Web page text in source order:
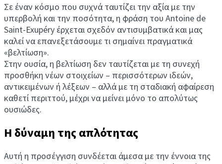
Σε έναν κόσμο που συχνά ταυτίζει την αξία με την
υπερβολή και την ποσότητα, η φράση του Antoine de
Saint-Exupéry έρχεται σχεδόν αντισυμβατικά και μας
καλεί να επανεξετάσουμε τι σημαίνει πραγματικά
«βελτίωση».
Στην ουσία, η βελτίωση δεν ταυτίζεται με τη συνεχή
προσθήκη νέων στοιχείων – περισσότερων ιδεών,
αντικειμένων ή λέξεων – αλλά με τη σταδιακή αφαίρεση
καθετί περιττού, μέχρι να μείνει μόνο το απολύτως
ουσιώδες.
Η δύναμη της απλότητας
Αυτή η προσέγγιση συνδέεται άμεσα με την έννοια της